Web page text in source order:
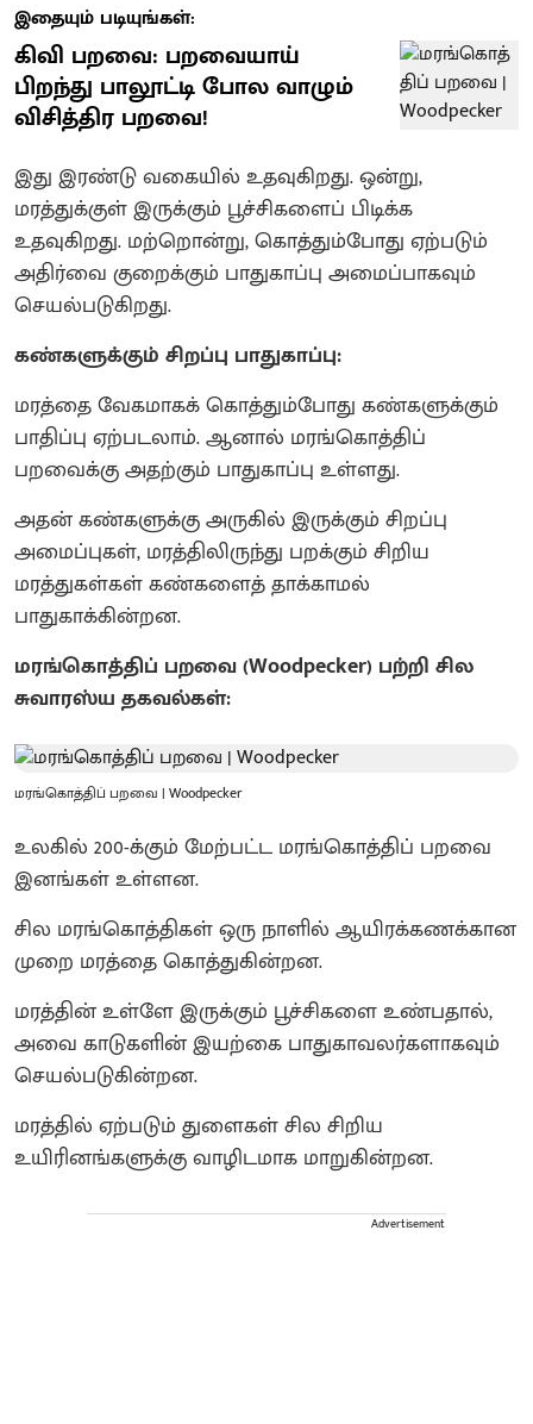
இதையும் படியுங்கள்:
கிவி பறவை: பறவையாய்
பிறந்து பாலூட்டி போல வாழும்
விசித்திர பறவை!
இது இரண்டு வகையில் உதவுகிறது. ஒன்று,
மரத்துக்குள் இருக்கும் பூச்சிகளைப் பிடிக்க
உதவுகிறது. மற்றொன்று, கொத்தும்போது ஏற்படும்
அதிர்வை குறைக்கும் பாதுகாப்பு அமைப்பாகவும்
செயல்படுகிறது.
கண்களுக்கும் சிறப்பு பாதுகாப்பு:
மரத்தை வேகமாகக் கொத்தும்போது கண்களுக்கும்
பாதிப்பு ஏற்படலாம். ஆனால் மரங்கொத்திப்
பறவைக்கு அதற்கும் பாதுகாப்பு உள்ளது.
அதன் கண்களுக்கு அருகில் இருக்கும் சிறப்பு
அமைப்புகள், மரத்திலிருந்து பறக்கும் சிறிய
மரத்துகள்கள் கண்களைத் தாக்காமல்
பாதுகாக்கின்றன.
மரங்கொத்திப் பறவை (Woodpecker) பற்றி சில
சுவாரஸ்ய தகவல்கள்:
மரங்கொத்திப் பறவை | Woodpecker
உலகில் 200-க்கும் மேற்பட்ட மரங்கொத்திப் பறவை
இனங்கள் உள்ளன.
சில மரங்கொத்திகள் ஒரு நாளில் ஆயிரக்கணக்கான
முறை மரத்தை கொத்துகின்றன.
மரத்தின் உள்ளே இருக்கும் பூச்சிகளை உண்பதால்,
அவை காடுகளின் இயற்கை பாதுகாவலர்களாகவும்
செயல்படுகின்றன.
மரத்தில் ஏற்படும் துளைகள் சில சிறிய
உயிரினங்களுக்கு வாழிடமாக மாறுகின்றன.
Advertisement